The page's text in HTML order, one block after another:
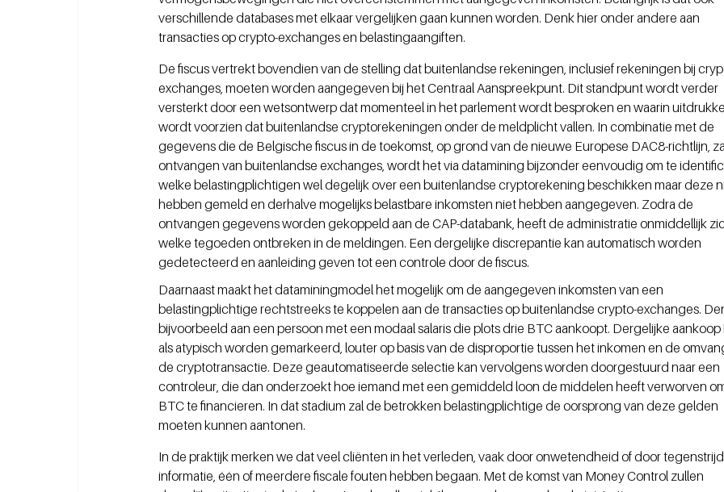
verschillende databases met elkaar vergelijken gaan kunnen worden. Denk hier onder andere aan
transacties op crypto-exchanges en belastingaangiften.
De fiscus vertrekt bovendien van de stelling dat buitenlandse rekeningen, inclusief rekeningen bij
exchanges, moeten worden aangegeven bij het Centraal Aanspreekpunt. Dit standpunt wordt verder
versterkt door een wetsontwerp dat momenteel in het parlement wordt besproken en waarin
wordt voorzien dat buitenlandse cryptorekeningen onder de meldplicht vallen. In combinatie met de
gegevens die de Belgische fiscus in de toekomst, op grond van de nieuwe Europese DAC8-richtlijn,
ontvangen van buitenlandse exchanges, wordt het via datamining bijzonder eenvoudig om te
welke belastingplichtigen wel degelijk over een buitenlandse cryptorekening beschikken maar deze
hebben gemeld en derhalve mogelijks belastbare inkomsten niet hebben aangegeven. Zodra de
ontvangen gegevens worden gekoppeld aan de CAP-databank, heeft de administratie onmiddellijk
welke tegoeden ontbreken in de meldingen. Een dergelijke discrepantie kan automatisch worden
gedetecteerd en aanleiding geven tot een controle door de fiscus.
Daarnaast maakt het dataminingmodel het mogelijk om de aangegeven inkomsten van een
belastingplichtige rechtstreeks te koppelen aan de transacties op buitenlandse crypto-exchanges.
bijvoorbeeld aan een persoon met een modaal salaris die plots drie BTC aankoopt. Dergelijke aankoop
als atypisch worden gemarkeerd, louter op basis van de disproportie tussen het inkomen en de
de cryptotransactie. Deze geautomatiseerde selectie kan vervolgens worden doorgestuurd naar een
controleur, die dan onderzoekt hoe iemand met een gemiddeld loon de middelen heeft verworven
BTC te financieren. In dat stadium zal de betrokken belastingplichtige de oorsprong van deze gelden
moeten kunnen aantonen.
In de praktijk merken we dat veel cliënten in het verleden, vaak door onwetendheid of door
informatie, één of meerdere fiscale fouten hebben begaan. Met de komst van Money Control zullen